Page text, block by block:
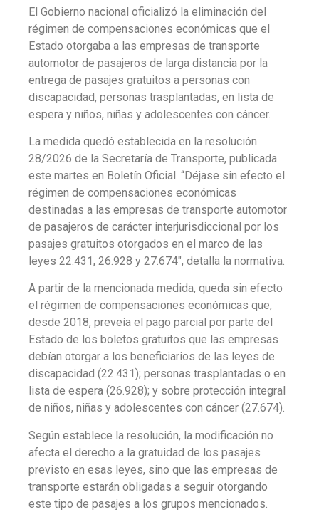
El Gobierno nacional oficializó la eliminación del
régimen de compensaciones económicas que el
Estado otorgaba a las empresas de transporte
automotor de pasajeros de larga distancia por la
entrega de pasajes gratuitos a personas con
discapacidad, personas trasplantadas, en lista de
espera y niños, niñas y adolescentes con cáncer.
La medida quedó establecida en la resolución
28/2026 de la Secretaría de Transporte, publicada
este martes en Boletín Oficial. “Déjase sin efecto el
régimen de compensaciones económicas
destinadas a las empresas de transporte automotor
de pasajeros de carácter interjurisdiccional por los
pasajes gratuitos otorgados en el marco de las
leyes 22.431, 26.928 y 27.674″, detalla la normativa.
A partir de la mencionada medida, queda sin efecto
el régimen de compensaciones económicas que,
desde 2018, preveía el pago parcial por parte del
Estado de los boletos gratuitos que las empresas
debían otorgar a los beneficiarios de las leyes de
discapacidad (22.431); personas trasplantadas o en
lista de espera (26.928); y sobre protección integral
de niños, niñas y adolescentes con cáncer (27.674).
Según establece la resolución, la modificación no
afecta el derecho a la gratuidad de los pasajes
previsto en esas leyes, sino que las empresas de
transporte estarán obligadas a seguir otorgando
este tipo de pasajes a los grupos mencionados.